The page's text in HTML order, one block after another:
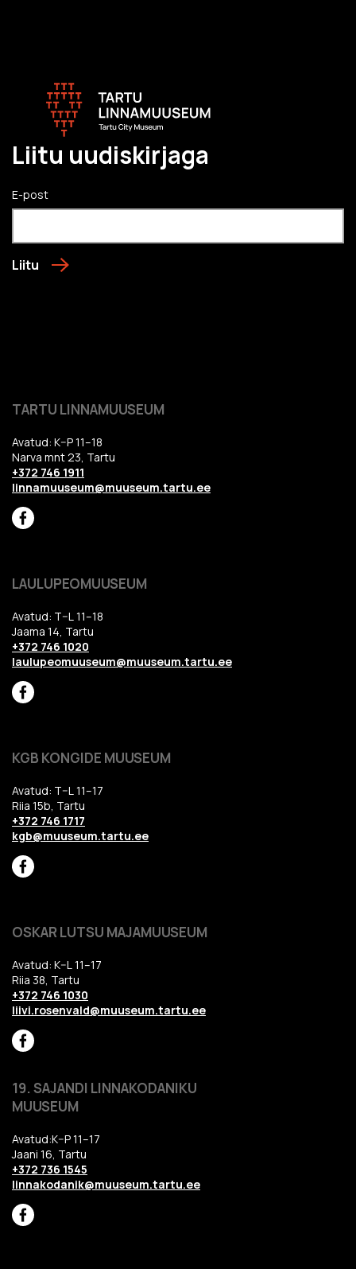
Liitu uudiskirjaga
E-post
Liitu
TARTU LINNAMUUSEUM
Avatud: K–P 11–18
Narva mnt 23, Tartu
+372 746 1911
linnamuuseum@muuseum.tartu.ee
LAULUPEOMUUSEUM
Avatud: T–L 11–18
Jaama 14, Tartu
+372 746 1020
laulupeomuuseum@muuseum.tartu.ee
KGB KONGIDE MUUSEUM
Avatud: T–L 11–17
Riia 15b, Tartu
+372 746 1717
kgb@muuseum.tartu.ee
OSKAR LUTSU MAJAMUUSEUM
Avatud: K–L 11–17
Riia 38, Tartu
+372 746 1030
liivi.rosenvald@muuseum.tartu.ee
19. SAJANDI LINNAKODANIKU
MUUSEUM
Avatud:K–P 11–17
Jaani 16, Tartu
+372 736 1545
linnakodanik@muuseum.tartu.ee